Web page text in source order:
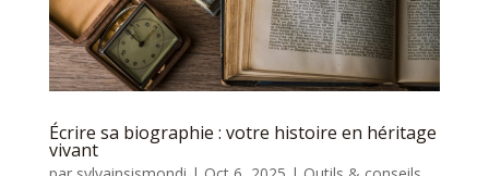
Écrire sa biographie : votre histoire en héritage
vivant